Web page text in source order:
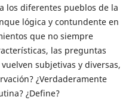
los diferentes pueblos de la
lógica y contundente en
que no siempre
las preguntas
subjetivas y diversas,
¿Verdaderamente
¿Define?